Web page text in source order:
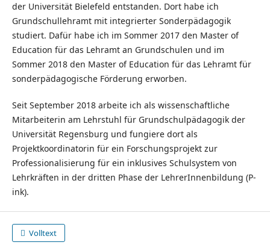
der Universität Bielefeld entstanden. Dort habe ich
Grundschullehramt mit integrierter Sonderpädagogik
studiert. Dafür habe ich im Sommer 2017 den Master of
Education für das Lehramt an Grundschulen und im
Sommer 2018 den Master of Education für das Lehramt für
sonderpädagogische Förderung erworben.
Seit September 2018 arbeite ich als wissenschaftliche
Mitarbeiterin am Lehrstuhl für Grundschulpädagogik der
Universität Regensburg und fungiere dort als
Projektkoordinatorin für ein Forschungsprojekt zur
Professionalisierung für ein inklusives Schulsystem von
Lehrkräften in der dritten Phase der LehrerInnenbildung (P-
ink).
Volltext